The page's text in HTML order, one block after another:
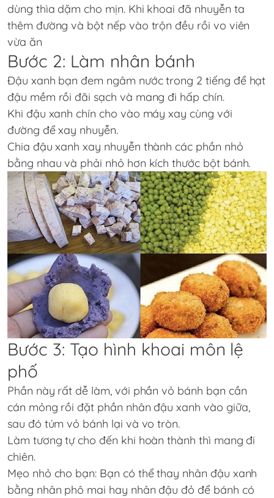
dùng thìa dặm cho mịn. Khi khoai đã nhuyễn ta
thêm đường và bột nếp vào trộn đều rồi vo viên
vừa ăn
Bước 2: Làm nhân bánh
Đậu xanh bạn đem ngâm nước trong 2 tiếng để hạt
đậu mềm rồi đãi sạch và mang đi hấp chín.
Khi đậu xanh chín cho vào máy xay cùng với
đường để xay nhuyễn.
Chia đậu xanh xay nhuyễn thành các phần nhỏ
bằng nhau và phải nhỏ hơn kích thước bột bánh.
Bước 3: Tạo hình khoai môn lệ
phố
Phần này rất dễ làm, với phần vỏ bánh bạn cần
cán mỏng rồi đặt phần nhân đậu xanh vào giữa,
sau đó túm vỏ bánh lại và vo tròn.
Làm tương tự cho đến khi hoàn thành thì mang đi
chiên.
Mẹo nhỏ cho bạn: Bạn có thể thay nhân đậu xanh
bằng nhân phô mai hay nhân đậu đỏ để bánh có